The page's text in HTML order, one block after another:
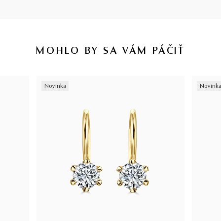
MOHLO BY SA VÁM PÁČIŤ
Novinka Novinka